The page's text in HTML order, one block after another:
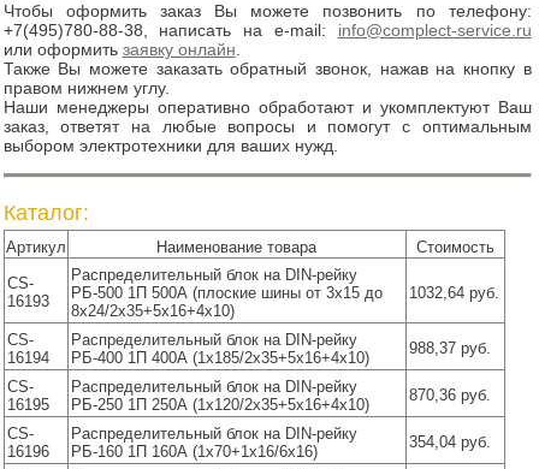
Чтобы оформить заказ Вы можете позвонить по телефону:
+7(495)780-88-38, написать на e-mail: info@complect-service.ru
или оформить заявку онлайн.
Также Вы можете заказать обратный звонок, нажав на кнопку в
правом нижнем углу.
Наши менеджеры оперативно обработают и укомплектуют Ваш
заказ, ответят на любые вопросы и помогут с оптимальным
выбором электротехники для ваших нужд.
Каталог:
Артикул Наименование товара
Стоимость
CS-
16193
Распределительный блок на DIN-рейку
РБ-500 1П 500А (плоские шины от 3х15 до
8х24/2x35+5x16+4x10)
1032,64 руб.
CS-
16194
Распределительный блок на DIN-рейку
РБ-400 1П 400А (1х185/2x35+5x16+4x10)
988,37 руб.
CS-
16195
Распределительный блок на DIN-рейку
РБ-250 1П 250А (1х120/2x35+5x16+4x10)
870,36 руб.
CS-
16196
Распределительный блок на DIN-рейку
РБ-160 1П 160А (1х70+1x16/6x16)
354,04 руб.